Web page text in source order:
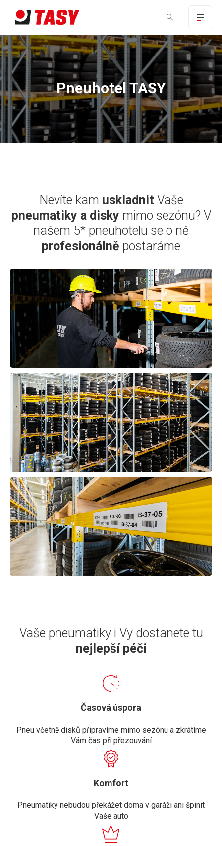
Pneuhotel TASY
Nevíte kam uskladnit Vaše
pneumatiky a disky mimo sezónu? V
našem 5* pneuhotelu se o ně
profesionálně postaráme
Vaše pneumatiky i Vy dostanete tu
nejlepší péči
Časová úspora
Pneu včetně disků připravíme mimo sezónu a zkrátíme
Vám čas při přezouvání
Komfort
Pneumatiky nebudou překážet doma v garáži ani špinit
Vaše auto